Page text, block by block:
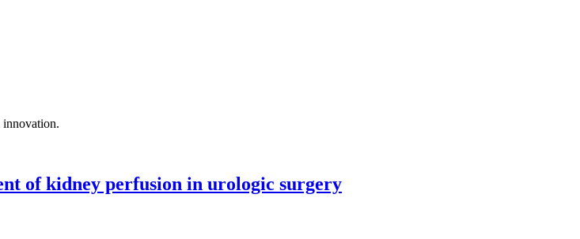
innovation.
of kidney perfusion in urologic surgery